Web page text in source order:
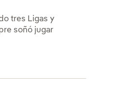
tres Ligas y
soñó jugar